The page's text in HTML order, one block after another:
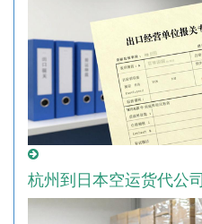
杭州到日本空运货代公司